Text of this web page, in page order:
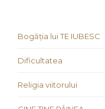
Bogăția lui TE IUBESC
Dificultatea
Religia viitorului